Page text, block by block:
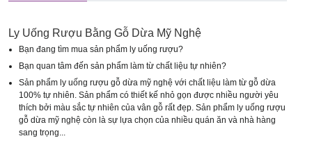
Ly Uống Rượu Bằng Gỗ Dừa Mỹ Nghệ
Bạn đang tìm mua sản phẩm ly uống rượu?
Bạn quan tâm đến sản phẩm làm từ chất liệu tự nhiên?
Sản phẩm ly uống rượu gỗ dừa mỹ nghệ với chất liệu làm từ gỗ dừa
100% tự nhiên. Sản phẩm có thiết kế nhỏ gọn được nhiều người yêu
thích bởi màu sắc tự nhiên của vân gỗ rất đẹp. Sản phẩm ly uống rượu
gỗ dừa mỹ nghệ còn là sự lựa chọn của nhiều quán ăn và nhà hàng
sang trọng...